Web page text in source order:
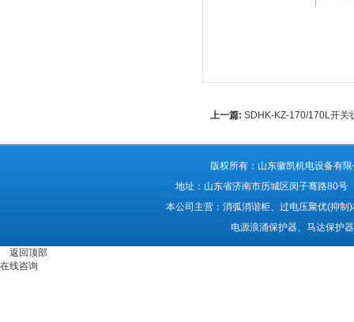
上一篇: SDHK-KZ-170/170L开关
版权所有：山东徽凯机电设备有
地址：山东省济南市历城区闵子骞路80
本公司主营：消弧消谐柜、过电压聚优(抑
电源浪涌保护器、马达保护
返回顶部
在线咨询